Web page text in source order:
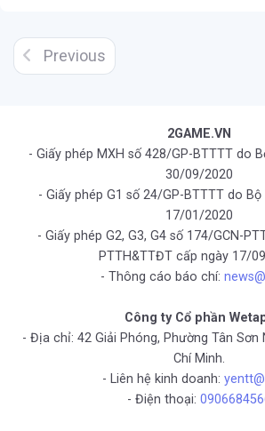
Previous
2GAME.VN
- Giấy phép MXH số 428/GP-BTTTT do
30/09/2020
- Giấy phép G1 số 24/GP-BTTTT do
17/01/2020
- Giấy phép G2, G3, G4 số 174/GCN-
PTTH&TTĐT cấp ngày 17/
- Thông cáo báo chí:
Công ty Cổ phần
- Địa chỉ: 42 Giải Phóng, Phường Tân Sơn
Chí Minh.
- Liên hệ kinh doanh:
- Điện thoại: